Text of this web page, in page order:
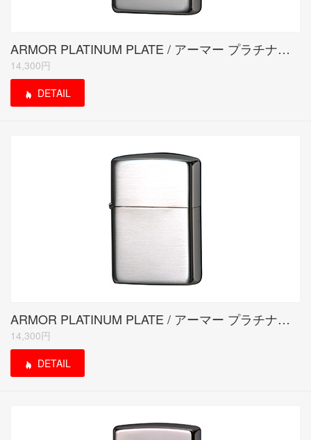
ARMOR PLATINUM PLATE / アーマー プラチナプレート
14,300円
DETAIL
ARMOR PLATINUM PLATE / アーマー プラチナプレート
14,300円
DETAIL